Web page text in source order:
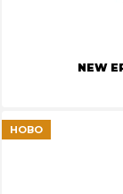
NEW
НОВО